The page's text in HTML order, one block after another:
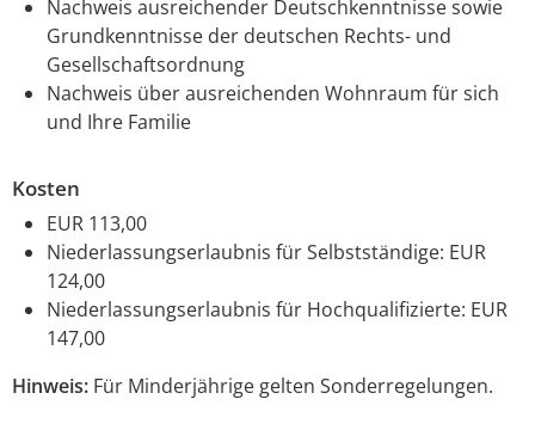
Nachweis ausreichender Deutschkenntnisse sowie
Grundkenntnisse der deutschen Rechts- und
Gesellschaftsordnung
Nachweis über ausreichenden Wohnraum für sich
und Ihre Familie
Kosten
EUR 113,00
Niederlassungserlaubnis für Selbstständige: EUR
124,00
Niederlassungserlaubnis für Hochqualifizierte: EUR
147,00
Hinweis: Für Minderjährige gelten Sonderregelungen.